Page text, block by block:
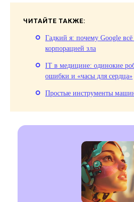
ЧИТАЙТЕ ТАКЖЕ:
Гадкий я: почему Google
корпорацией зла
IT в медицине: одинокие
ошибки и «часы для сердца»
Простые инструменты